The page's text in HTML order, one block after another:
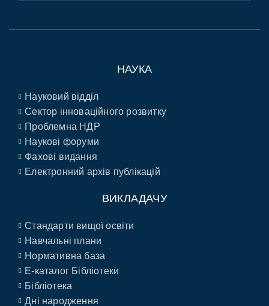
НАУКА
Науковий відділ
Сектор інноваційного розвитку
Проблемна НДР
Наукові форуми
Фахові видання
Електронний архів публікацій
ВИКЛАДАЧУ
Стандарти вищої освіти
Навчальні плани
Нормативна база
E-каталог Бібліотеки
Бібліотека
Дні народження